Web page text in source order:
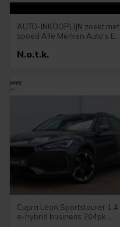
AUTO-INKOOPLIJN zoekt met
spoed Alle Merken Auto's En
N.o.t.k.
Cupra Leon Sportstourer 1.4
e-hybrid business 204pk